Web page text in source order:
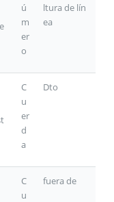
ú
m
er
o
ltura de lín
ea
C
u
er
d
a
Dto
C
u
fuera de